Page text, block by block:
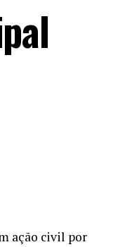
ação civil por